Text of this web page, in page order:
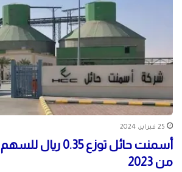
25 فبراير، 2024
أسمنت حائل توزع 0.35
من 2023